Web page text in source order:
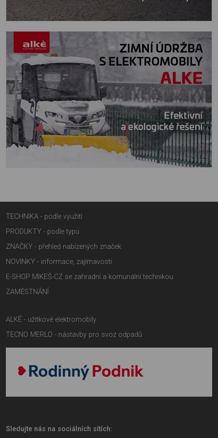
TECHNIKA - podle využití
PRODUKTY - podle typu
ZNAČKY - přehled nabízených značek
NOVINKY - informace, zajímavosti
E-SHOP MIKEŠ-CZ se zahradní a komunální technikou
ZAMĚSTNÁNÍ
ALKÉ - užitkové elektromobily
TECNO MERLO - nástavby pro svoz odpadů
Sledujte nás na sociálních sítích: